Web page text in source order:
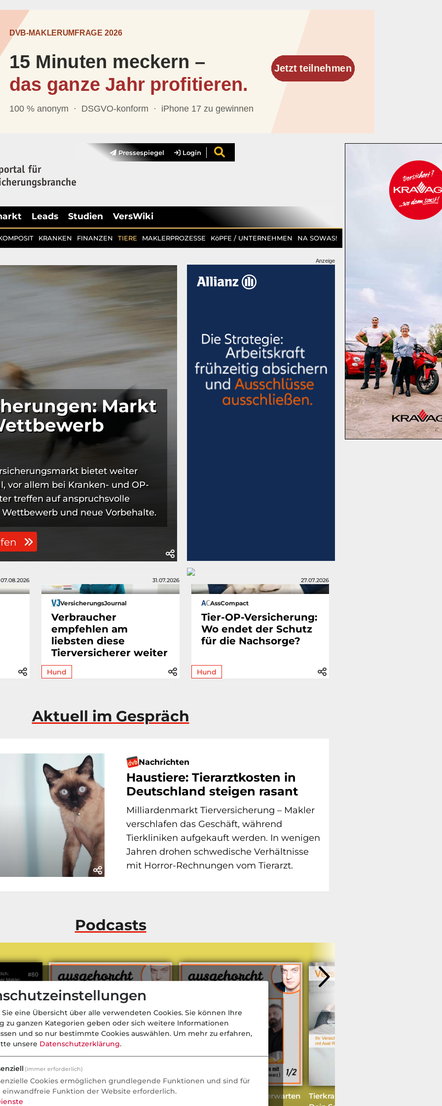
Pressespiegel Login
Leads Studien VersWiki
KRANKEN FINANZEN TIERE MAKLERPROZESSE KöPFE / UNTERNEHMEN NA SOWAS!
Markt
bietet weiter
vor allem bei Kranken- und OP-
treffen auf anspruchsvolle
und neue Vorbehalte.
Anzeige
07.08.2026 31.07.2026
VersicherungsJournal
Verbraucher
empfehlen am
liebsten diese
Tierversicherer weiter
Hund
27.07.2026
AssCompact
Tier-OP-Versicherung:
Wo endet der Schutz
für die Nachsorge?
Hund
Aktuell im Gespräch
Nachrichten
Haustiere: Tierarztkosten in
Deutschland steigen rasant
Milliardenmarkt Tierversicherung – Makler
verschlafen das Geschäft, während
Tierkliniken aufgekauft werden. In wenigen
Jahren drohen schwedische Verhältnisse
mit Horror-Rechnungen vom Tierarzt.
Podcasts
Theresa
Tierkrankenversicherung - Vom
Wenn Tierhalter zu viel erwarten
Tierkrankenversicherung & KI -
weitere Podcasts
eine Übersicht über alle verwendeten Cookies. Sie können Ihre
zu ganzen Kategorien geben oder sich weitere Informationen
und so nur bestimmte Cookies auswählen. Um mehr zu erfahren,
unsere Datenschutzerklärung.
(immer erforderlich)
Cookies ermöglichen grundlegende Funktionen und sind für
einwandfreie Funktion der Website erforderlich.